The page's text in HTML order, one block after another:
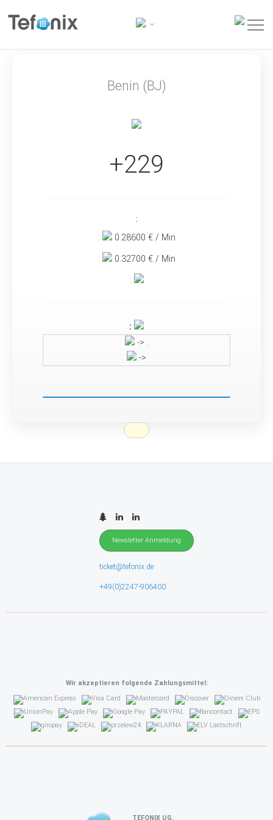
Benin (BJ)
+229
:
:
0.28600 € / Min
: 0.32700 € / Min
:
:
-> .
->
Newsletter Anmeldung
ticket@tefonix.de
+49(0)2247-906400
Wir akzeptieren folgende Zahlungsmittel:
TEFONIX UG.